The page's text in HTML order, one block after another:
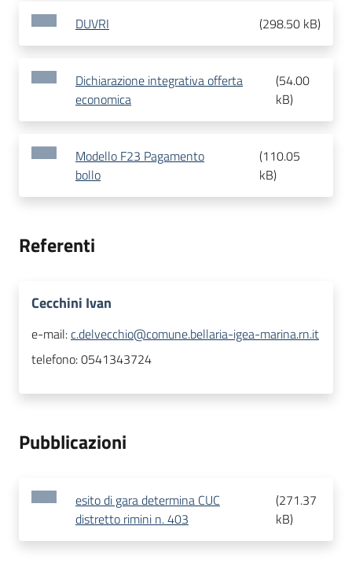
DUVRI (298.50 kB)
Dichiarazione integrativa offerta
economica
(54.00
kB)
Modello F23 Pagamento
bollo
(110.05
kB)
Referenti
Cecchini Ivan
e-mail:c.delvecchio@comune.bellaria-igea-marina.rn.it
telefono:0541343724
Pubblicazioni
esito di gara determina CUC
distretto rimini n. 403
(271.37
kB)